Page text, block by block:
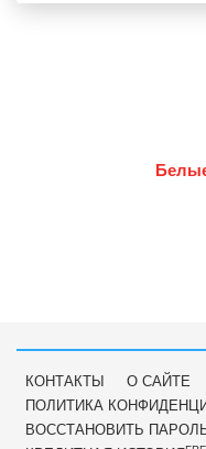
КОНТАКТЫ
О САЙТЕ
ПОЛИТИКА
ВОССТАНОВИТЬ